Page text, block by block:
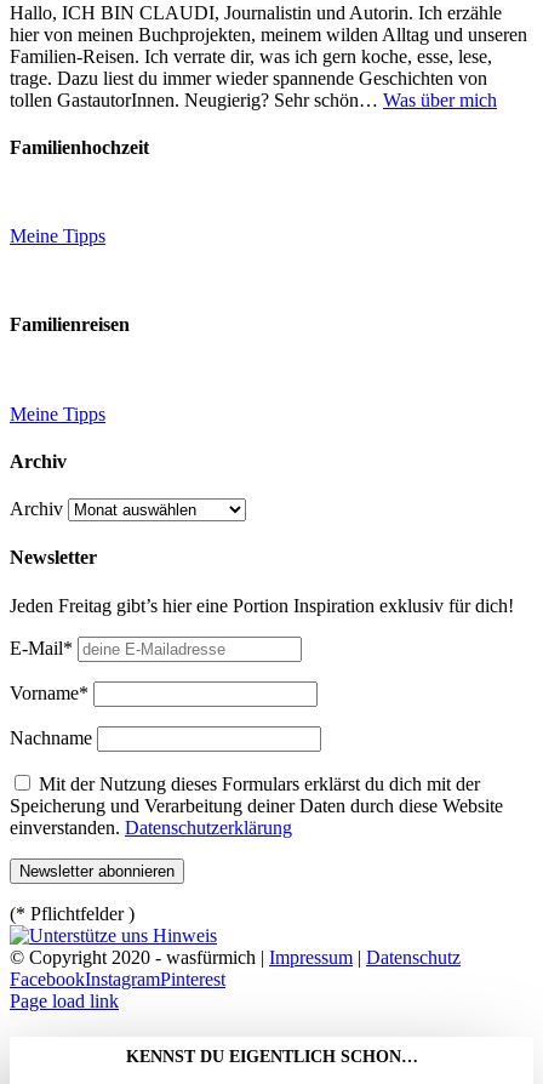
Hallo, ICH BIN CLAUDI, Journalistin und Autorin. Ich erzähle
hier von meinen Buchprojekten, meinem wilden Alltag und unseren
Familien-Reisen. Ich verrate dir, was ich gern koche, esse, lese,
trage. Dazu liest du immer wieder spannende Geschichten von
tollen GastautorInnen. Neugierig? Sehr schön… Was über mich
Familienhochzeit
Meine Tipps
Familienreisen
Meine Tipps
Archiv
Archiv
Newsletter
Jeden Freitag gibt’s hier eine Portion Inspiration exklusiv für dich!
E-Mail*
Vorname*
Nachname
Mit der Nutzung dieses Formulars erklärst du dich mit der
Speicherung und Verarbeitung deiner Daten durch diese Website
einverstanden. Datenschutzerklärung
(* Pflichtfelder )
© Copyright 2020 - wasfürmich | Impressum | Datenschutz
FacebookInstagramPinterest
Page load link
KENNST DU EIGENTLICH SCHON…